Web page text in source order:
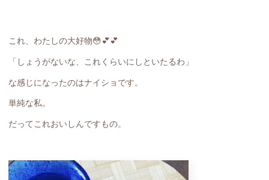
これ、わたしの大好物😳💕💕
「しょうがないな、これくらいにしといたるわ」
な感じになったのはナイショです。
単純な私。
だってこれおいしんですもの。